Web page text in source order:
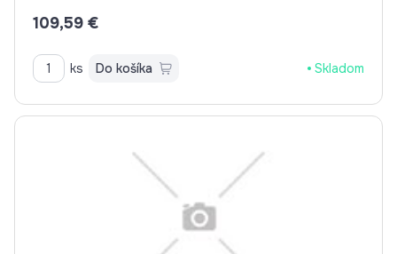
109,59 €
ks Do košíka Skladom